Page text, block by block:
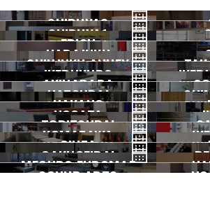
SHIBUYA3
渋谷3号
2026.07 OPEN
SHIBUYA1
渋谷1号
EBISU
恵比寿
HARAJUKU
原宿
SHINJUKU ANNEX
新宿ANNEX
IKEBUKURO
池袋
AKIHABARA
秋葉原
HATSUDAI
初台
NAKANO
中野
NOGATA
野方
TORITSUDAI
都立大
KOMAZAWA
駒沢
GINZA
銀座
GAKUGEIDAI
学芸大
MEGURO FUDOMAE
SOUND ARTS